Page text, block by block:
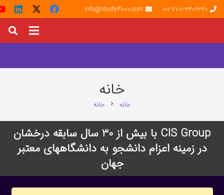
001-778-3409340
info@study3000.com
خانه
خانه chevron_right خانه
CIS Group با بیش از 30 سال سابقه درخشان
در زمینه اعزام دانشجو به دانشگاههای معتبر
جهان